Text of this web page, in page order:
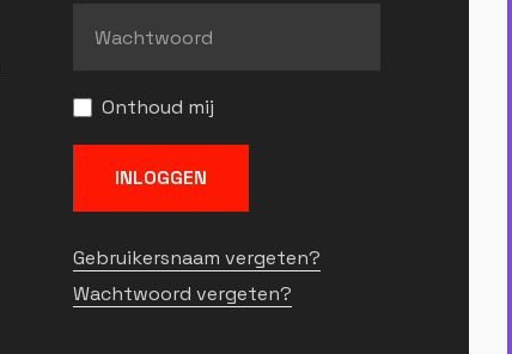
Onthoud mij
INLOGGEN
Gebruikersnaam vergeten?
Wachtwoord vergeten?